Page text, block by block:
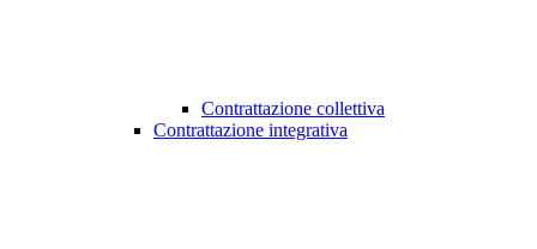
Contrattazione collettiva
Contrattazione integrativa